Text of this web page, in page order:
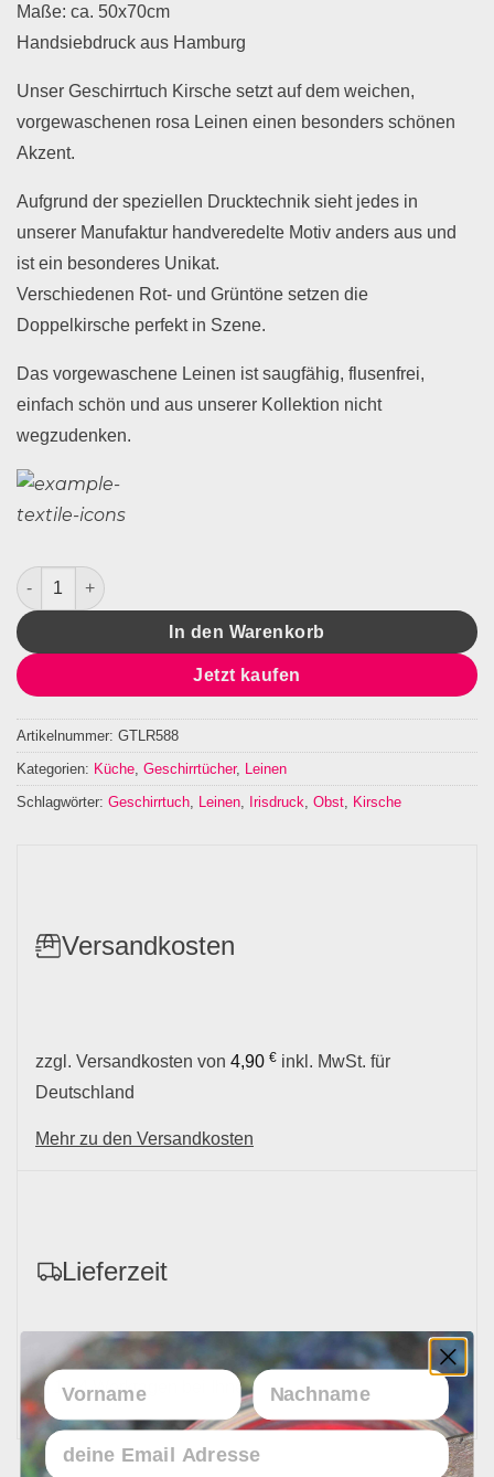
Maße: ca. 50x70cm
Handsiebdruck aus Hamburg
Unser Geschirrtuch Kirsche setzt auf dem weichen,
vorgewaschenen rosa Leinen einen besonders schönen
Akzent.
Aufgrund der speziellen Drucktechnik sieht jedes in
unserer Manufaktur handveredelte Motiv anders aus und
ist ein besonderes Unikat.
Verschiedenen Rot- und Grüntöne setzen die
Doppelkirsche perfekt in Szene.
Das vorgewaschene Leinen ist saugfähig, flusenfrei,
einfach schön und aus unserer Kollektion nicht
wegzudenken.
Geschirrtuch Leinen Kirsche Menge
In den Warenkorb
Jetzt kaufen
Artikelnummer: GTLR588
Kategorien: Küche, Geschirrtücher, Leinen
Schlagwörter: Geschirrtuch, Leinen, Irisdruck, Obst, Kirsche
Versandkosten
zzgl. Versandkosten von 4,90 € inkl. MwSt. für
Deutschland
Mehr zu den Versandkosten
Lieferzeit
In 1 - 4 Werktagen bei Ihnen
Vorname Nachname
Email